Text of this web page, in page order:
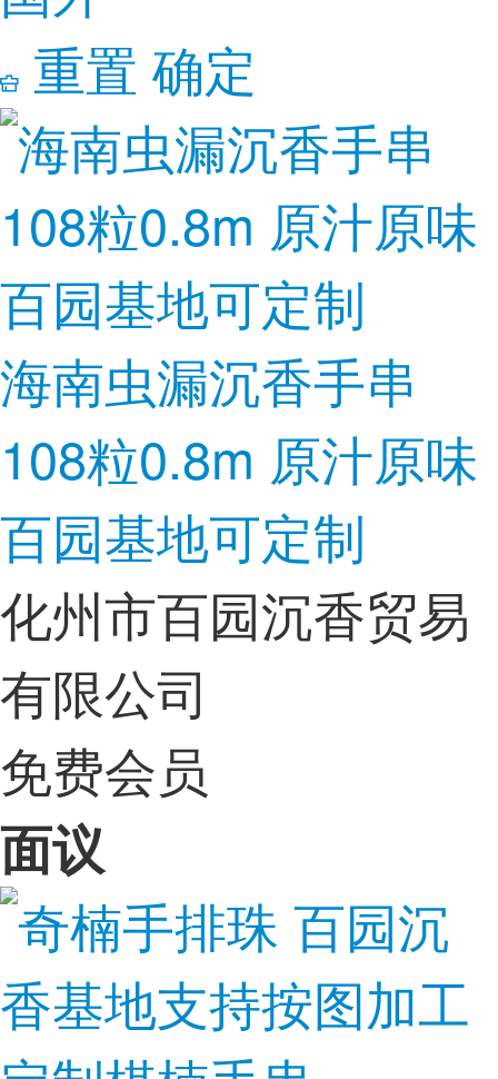
重置 确定
海南虫漏沉香手串
108粒0.8m 原汁原味
百园基地可定制
化州市百园沉香贸易
有限公司
免费会员
面议